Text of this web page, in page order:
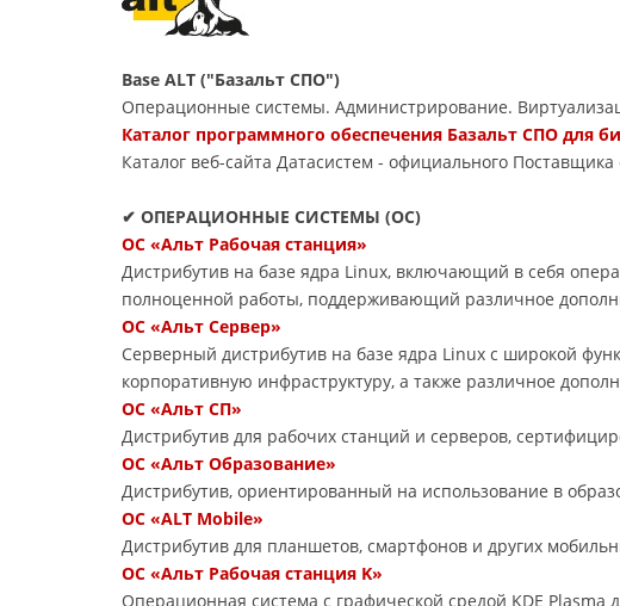
Base ALT ("Базальт СПО")
Операционные системы. Администрирование.
Каталог программного обеспечения Базальт СПО для
Каталог веб-сайта Датасиcтем - официального
✔ ОПЕРАЦИОННЫЕ СИСТЕМЫ (ОС)
ОС «Альт Рабочая станция»
Дистрибутив на базе ядра Linux, включающий в себя
полноценной работы, поддерживающий различное
ОС «Альт Сервер»
Серверный дистрибутив на базе ядра Linux с широкой
корпоративную инфраструктуру, а также различное
ОС «Альт СП»
Дистрибутив для рабочих станций и серверов,
ОС «Альт Образование»
Дистрибутив, ориентированный на использование в
ОС «ALT Mobile»
Дистрибутив для планшетов, смартфонов и других
ОС «Альт Рабочая станция K»
Операционная система с графической средой KDE Plasma